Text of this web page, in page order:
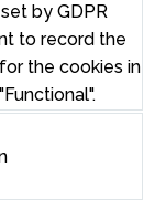
by GDPR
to record the
the cookies in